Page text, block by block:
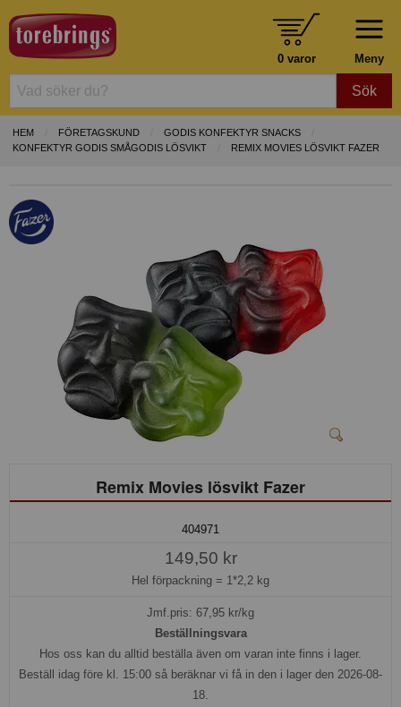
Meny
0 varor
Sök
HEM FÖRETAGSKUND
GODIS KONFEKTYR SNACKS
KONFEKTYR GODIS SMÅGODIS LÖSVIKT
REMIX MOVIES LÖSVIKT FAZER
Remix Movies lösvikt Fazer
404971
149,50 kr
Hel förpackning = 1*2,2 kg
Jmf.pris: 67,95 kr/kg
Beställningsvara
Hos oss kan du alltid beställa även om varan inte finns i lager.
Beställ idag före kl. 15:00 så beräknar vi få in den i lager den 2026-08-
18.